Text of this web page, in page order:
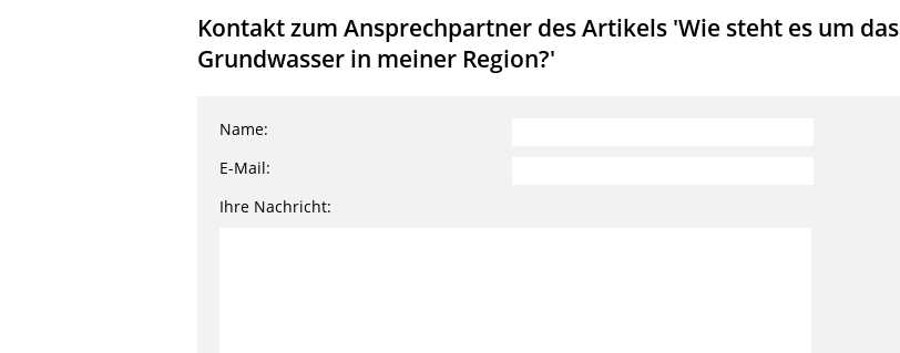
Kontakt zum Ansprechpartner des Artikels 'Wie steht es um das
Grundwasser in meiner Region?'
Name:
E-Mail:
Ihre Nachricht: